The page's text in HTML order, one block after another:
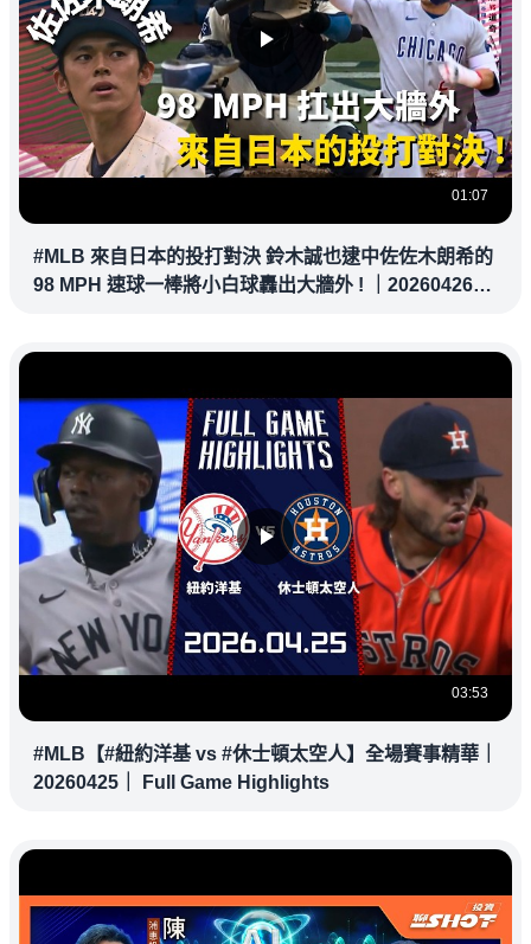
01:07
#MLB 來自日本的投打對決 鈴木誠也逮中佐佐木朗希的
98 MPH 速球一棒將小白球轟出大牆外 ! ｜20260426｜
03:53
#MLB【#紐約洋基 vs #休士頓太空人】全場賽事精華｜
20260425｜ Full Game Highlights